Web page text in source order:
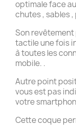
optimale face
chutes , sables
Son
tactile une fois
à toutes les
mobile. .
Autre point
vous est pas
votre
Cette coque